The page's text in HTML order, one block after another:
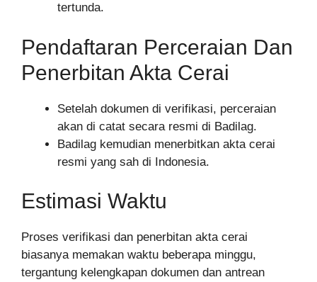
tertunda.
Pendaftaran Perceraian Dan
Penerbitan Akta Cerai
Setelah dokumen di verifikasi, perceraian
akan di catat secara resmi di Badilag.
Badilag kemudian menerbitkan akta cerai
resmi yang sah di Indonesia.
Estimasi Waktu
Proses verifikasi dan penerbitan akta cerai
biasanya memakan waktu beberapa minggu,
tergantung kelengkapan dokumen dan antrean